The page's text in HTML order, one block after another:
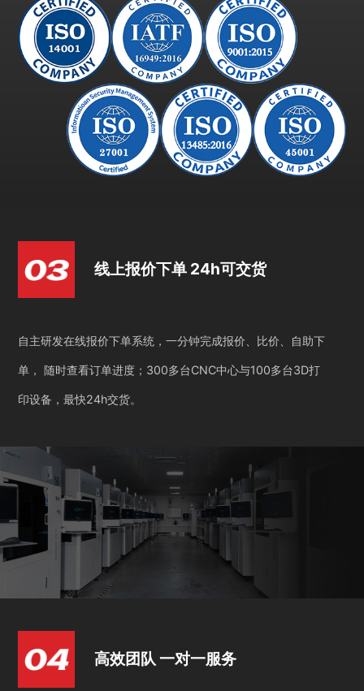
线上报价下单 24h可交货
自主研发在线报价下单系统，一分钟完成报价、比价、自助下
单， 随时查看订单进度；300多台CNC中心与100多台3D打
印设备，最快24h交货。
高效团队 一对一服务